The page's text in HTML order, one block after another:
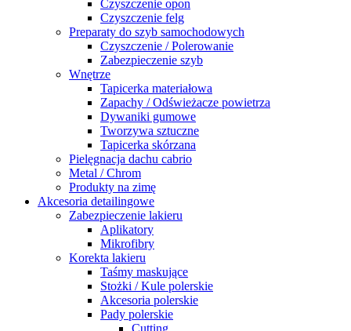
Czyszczenie opon
Czyszczenie felg
Preparaty do szyb samochodowych
Czyszczenie / Polerowanie
Zabezpieczenie szyb
Wnętrze
Tapicerka materiałowa
Zapachy / Odświeżacze powietrza
Dywaniki gumowe
Tworzywa sztuczne
Tapicerka skórzana
Pielęgnacja dachu cabrio
Metal / Chrom
Produkty na zimę
Akcesoria detailingowe
Zabezpieczenie lakieru
Aplikatory
Mikrofibry
Korekta lakieru
Taśmy maskujące
Stożki / Kule polerskie
Akcesoria polerskie
Pady polerskie
Cutting